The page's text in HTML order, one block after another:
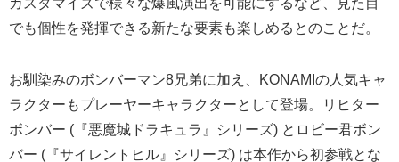
でも個性を発揮できる新たな要素も楽しめるとのことだ。
お馴染みのボンバーマン8兄弟に加え、KONAMIの人気キャ
ラクターもプレーヤーキャラクターとして登場。リヒター
ボンバー (『悪魔城ドラキュラ』シリーズ) とロビー君ボン
バー (『サイレントヒル』シリーズ) は本作から初参戦とな